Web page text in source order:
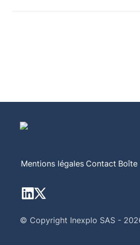
Mentions légales Contact Boîte
© Copyright Inexplo SAS -